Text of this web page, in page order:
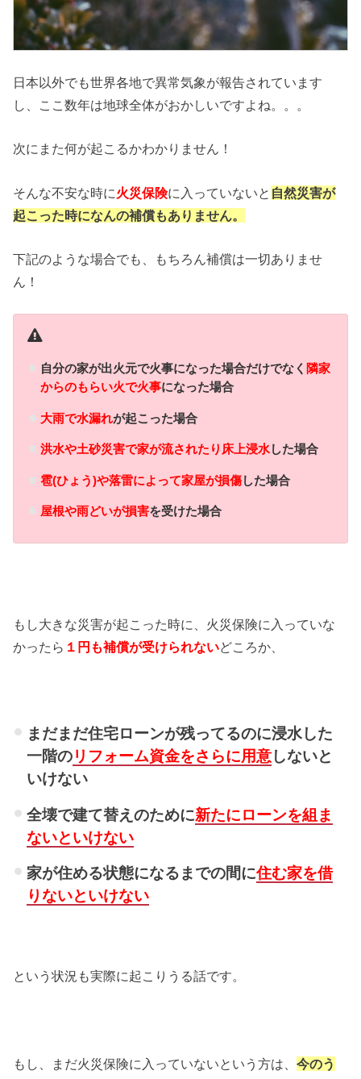
日本以外でも世界各地で異常気象が報告されています
し、ここ数年は地球全体がおかしいですよね。。。
次にまた何が起こるかわかりません！
そんな不安な時に火災保険に入っていないと 自然災害が
起こった時になんの補償もありません。
下記のような場合でも、もちろん補償は一切ありませ
ん！
自分の家が出火元で火事になった場合だけでなく 隣家
からのもらい火で火事になった場合
大雨で水漏れが起こった場合
洪水や土砂災害で家が流されたり床上浸水した場合
雹(ひょう)や落雷によって家屋が損傷した場合
屋根や雨どいが損害を受けた場合
もし大きな災害が起こった時に、火災保険に入っていな
かったら １円も補償が受けられないどころか、
まだまだ住宅ローンが残ってるのに浸水した
一階のリフォーム資金をさらに用意しないと
いけない
全壊で建て替えのために新たにローンを組ま
ないといけない
家が住める状態になるまでの間に住む家を借
りないといけない
という状況も実際に起こりうる話です。
もし、まだ火災保険に入っていないという方は、今のう